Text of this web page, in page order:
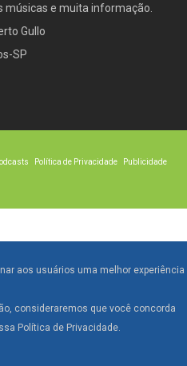
músicas e muita informação.
Gullo
SP
Política de Privacidade Publicidade
aos usuários uma melhor experiência
consideraremos que você concorda
Política de Privacidade.